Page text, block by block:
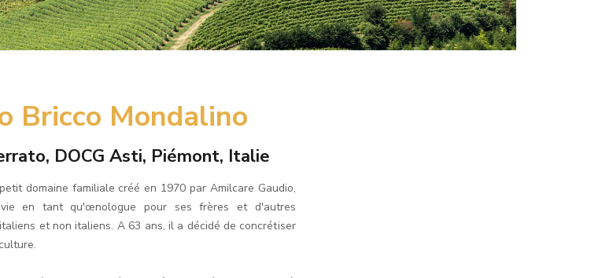
Bricco Mondalino
DOCG Asti, Piémont, Italie
domaine familiale créé en 1970 par Amilcare Gaudio,
en tant qu'œnologue pour ses frères et d'autres
et non italiens. A 63 ans, il a décidé de concrétiser